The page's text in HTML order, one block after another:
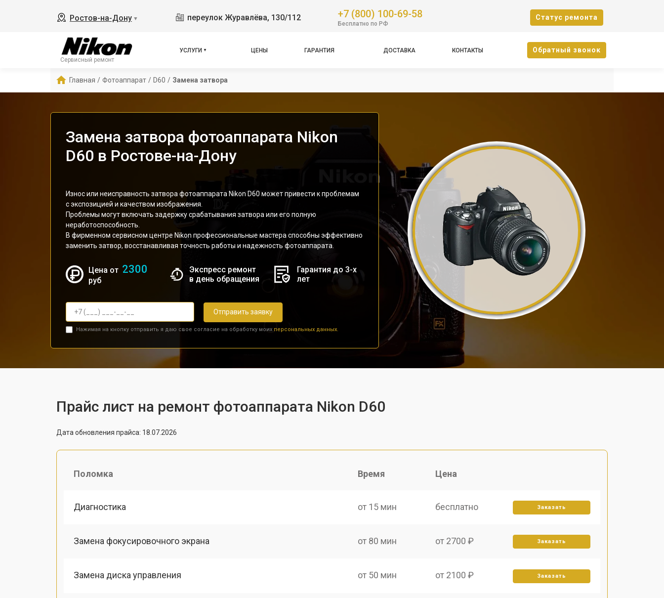
Ростов-на-Дону ▼ переулок Журавлёва, 130/112 +7 (800) 100-69-58
Бесплатно по РФ
Cтатус ремонта
Сервисный ремонт
УСЛУГИ ЦЕНЫ ГАРАНТИЯ ДОСТАВКА КОНТАКТЫ Oбратный звонок
Главная / Фотоаппарат / D60 / Замена затвора
Замена затвора фотоаппарата Nikon
D60 в Ростове-на-Дону
Износ или неисправность затвора фотоаппарата Nikon D60 может привести к проблемам
с экспозицией и качеством изображения.
Проблемы могут включать задержку срабатывания затвора или его полную
неработоспособность.
В фирменном сервисном центре Nikon профессиональные мастера способны эффективно
заменить затвор, восстанавливая точность работы и надежность фотоаппарата.
Цена от 2300
руб
Экспресс ремонт
в день обращения
Гарантия до 3-х
лет
Отправить заявку
Нажимая на кнопку отправить я даю свое согласие на обработку моих персональных данных.
Прайс лист на ремонт фотоаппарата Nikon D60
Дата обновления прайса: 18.07.2026
Поломка Время Цена
Диагностика от 15 мин бесплатно Заказать
Замена фокусировочного экрана от 80 мин от 2700 ₽ Заказать
Замена диска управления от 50 мин от 2100 ₽ Заказать